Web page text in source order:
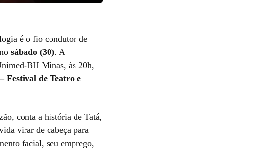
é o fio condutor de
sábado (30). A
BH Minas, às 20h,
Festival de Teatro e
conta a história de Tatá,
virar de cabeça para
facial, seu emprego,